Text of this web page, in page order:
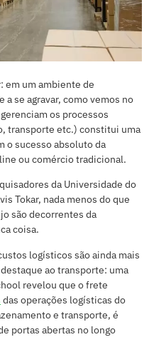
em um ambiente de
se agravar, como vemos no
os processos
transporte etc.) constitui uma
o sucesso absoluto da
ou comércio tradicional.
da Universidade do
Tokar, nada menos do que
são decorrentes da
coisa.
logísticos são ainda mais
ao transporte: uma
revelou que o frete
das operações logísticas do
e transporte, é
portas abertas no longo